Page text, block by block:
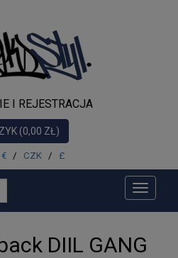
I REJESTRACJA
(0,00 ZŁ)
€ / CZK / £
Toggle
DIIL GANG